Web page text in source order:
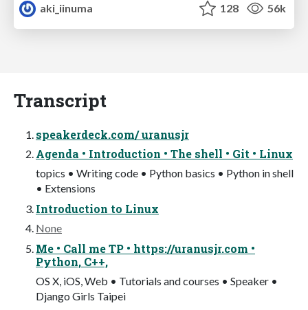
aki_iinuma
128 56k
Transcript
speakerdeck.com/ uranusjr
Agenda • Introduction • The shell • Git • Linux
topics • Writing code • Python basics • Python in shell
• Extensions
Introduction to Linux
None
Me • Call me TP • https://uranusjr.com •
Python, C++,
OS X, iOS, Web • Tutorials and courses • Speaker •
Django Girls Taipei